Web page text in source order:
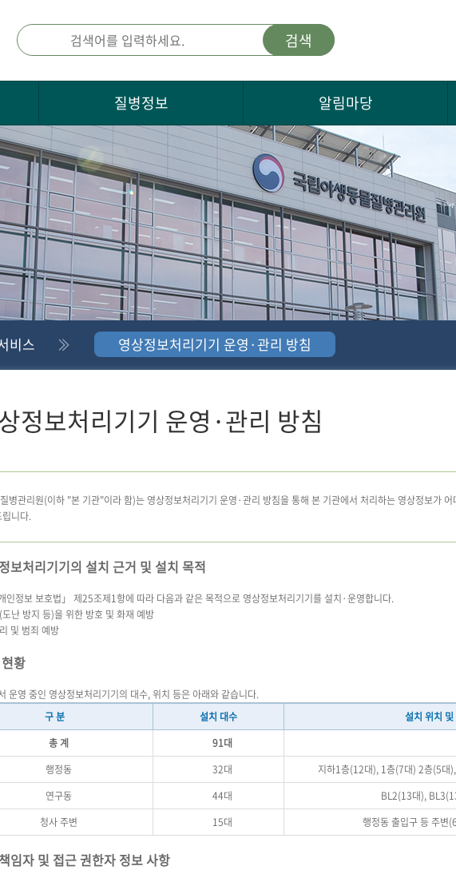
검색
질병정보 알림마당
비스 영상정보처리기기 운영·관리 방침
정보처리기기 운영·관리 방침
병관리원(이하 "본 기관"이라 함)는 영상정보처리기기 운영·관리 방침을 통해 본 기관에서 처리하는 영상정보가
니다.
보처리기기의 설치 근거 및 설치 목적
인정보 보호법」 제25조제1항에 따라 다음과 같은 목적으로 영상정보처리기기를 설치·운영합니다.
난 방지 등)을 위한 방호 및 화재 예방
및 범죄 예방
황
운영 중인 영상정보처리기기의 대수, 위치 등은 아래와 같습니다.
구 분
설치 대수
설치 위치
총 계
91대
행정동
32대
지하1층(12대), 1층(7대) 2층(5대
연구동
44대
BL2(13대),
청사 주변
15대 행정동 출입구 등 주변
임자 및 접근 권한자 정보 사항